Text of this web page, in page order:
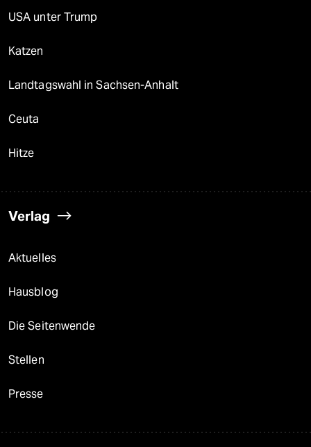
USA unter Trump
Katzen
Landtagswahl in Sachsen-Anhalt
Ceuta
Hitze
Verlag
Aktuelles
Hausblog
Die Seitenwende
Stellen
Presse